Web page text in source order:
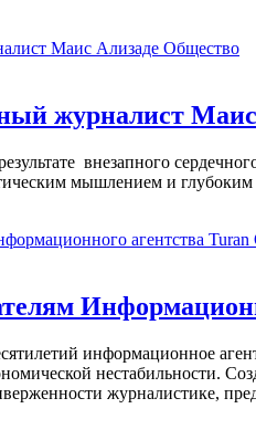
Общество
журналист
внезапного
мышлением и
информационное
нестабильности.
журналистике,